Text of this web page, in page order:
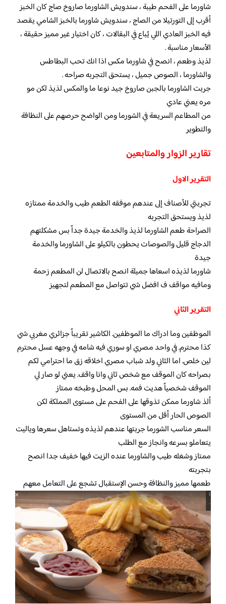
شاورما على الفحم طيبة ، سندويش الشاورما صاروخ صاج كان الخبز
أقرب إلى التورتيلا من الصاج ، سندويش شاورما بالخبز الشامي يقصد
فيه الخبز العادي اللي يُباع في البقالات ، كان اختيار غير مميز حقيقة ،
الأسعار مناسبة .
لذيذ وطعم ، انصح في شاورما مكس اذا انك تحب البطاطس
والشاورما ، الصوص جميل ، يستحق التجربه صراحه .
جربت الشاورما بالجبن صاروخ جيد نوعا ما والمكس لذيذ لكن مو
مره يعني عادي
من المطاعم السريعة في الشورما ومن الواضح حرصهم على النظافة
والتطوير
تقارير الزوار والمتابعين
التقرير الاول
تجربتي للأصناف إلى عندهم موفقه الطعم طيب والخدمة ممتازه
لذيذ ويستحق التجربه
الصراحة طعم الشاورما لذيذ والخدمة جيدة جداً بس مشكلتهم
الدجاج قليل والصوصات يحطون بالكيلو على الشاورما والخدمة
جيدة
شاورما لذيذه اسعاها جميلة انصح بالاتصال لن المطعم زحمة
ومافيه مواقف ف افضل شي تتواصل مع المطعم لتجهيز
التقرير الثاني
الموظفين وما ادراك ما الموظفين. الكاشير تقريباً جزائري مغربي شي
كذا محترم. في واحد مصري او سوري فيه شامه في وجهه عسل محترم
لين خلص. اما الثاني ولد شباب مصري اخلاقه زق ما احترامي لكم
بصراحه كان الموقف مع شخص ثاني وانا واقف. يعني لو صار لي
الموقف شخصياً هديت فمه. بس المحل وطبخه ممتاز
ألذ شاورما ممكن تذوقها على الفحم على مستوى المملكة لكن
الصوص الحار أقل من المستوى
السعر مناسب الشورما جربتها عندهم لذيذه وتستاهل سعرها وياليت
يتعاملو بسرعه وانجاز مع الطلب
ممتاز وشغله طيب والشاورما عنده الزيت فيها خفيف جدا انصح
بتجربته
طعمها مميز والنظافة وحسن الإستقبال تشجع على التعامل معهم